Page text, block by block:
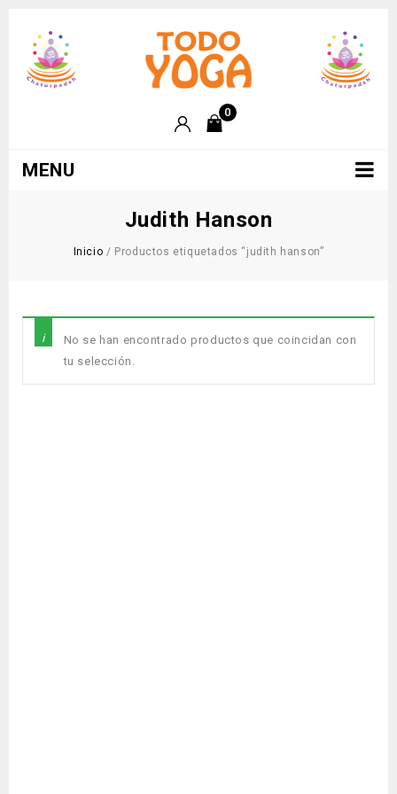
0
MENU
Judith Hanson
Inicio / Productos etiquetados “judith hanson”
No se han encontrado productos que coincidan con
tu selección.